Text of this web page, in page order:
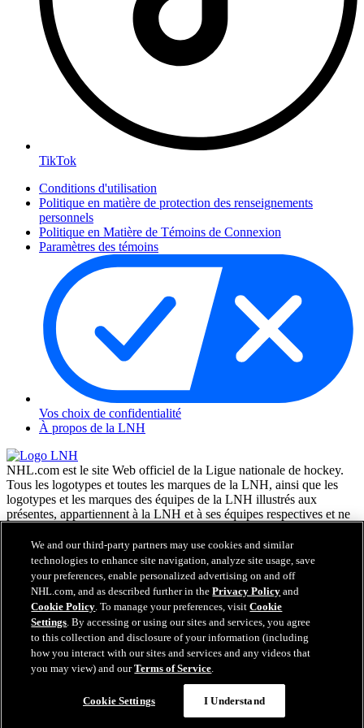
TikTok
Conditions d'utilisation
Politique en matière de protection des renseignements
personnels
Politique en Matière de Témoins de Connexion
Paramètres des témoins
Vos choix de confidentialité
À propos de la LNH
NHL.com est le site Web officiel de la Ligue nationale de hockey.
Tous les logotypes et toutes les marques de la LNH, ainsi que les
logotypes et les marques des équipes de la LNH illustrés aux
présentes, appartiennent à la LNH et à ses équipes respectives et ne
Enterprises, L.P. © LNH 2026. Tous droits réservés. Tous les
chandails d'équipe de la LNH personnalisés avec les noms des
joueurs de la LNH et leurs numéros sont officiellement sous license
de la LNH et de l'AJLNH. Le mot servant de marque Zamboni et la
configuration de la surfaceuse Zamboni sont des marques de
commerce déposées de Frank J. Zamboni & Co., Inc. © Frank J.
Zamboni & Co., Inc. 2026. Tous droits réservés. Toute autre marque
déposée ou tout droit d'auteur d'une tierce partie sont la propriété de
leurs auteurs respectifs. Tous droits réservés.
We and our third-party partners may use cookies and similar
technologies to enhance site navigation, analyze site usage, save
your preferences, enable personalized advertising on and off
NHL.com, and as described further in thePrivacy Policy and
Cookie Policy. To manage your preferences, visitCookie
Settings. By accessing or using our sites and services, you agree
to this collection and disclosure of your information (including
how you interact with our sites and services and any videos that
you may view) and ourTerms of Service.
Cookie Settings I Understand